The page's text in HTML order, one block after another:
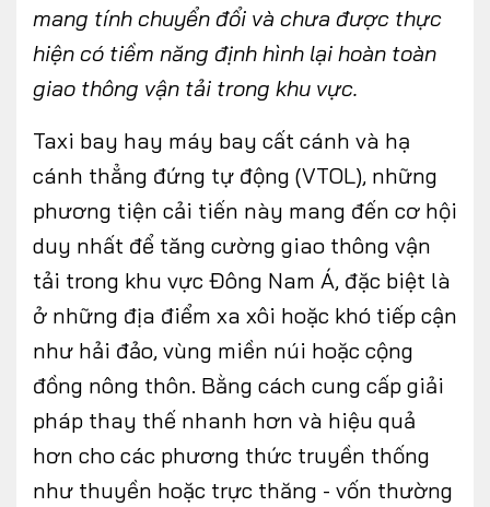
mang tính chuyển đổi và chưa được thực
hiện có tiềm năng định hình lại hoàn toàn
giao thông vận tải trong khu vực.
Taxi bay hay máy bay cất cánh và hạ
cánh thẳng đứng tự động (VTOL), những
phương tiện cải tiến này mang đến cơ hội
duy nhất để tăng cường giao thông vận
tải trong khu vực Đông Nam Á, đặc biệt là
ở những địa điểm xa xôi hoặc khó tiếp cận
như hải đảo, vùng miền núi hoặc cộng
đồng nông thôn. Bằng cách cung cấp giải
pháp thay thế nhanh hơn và hiệu quả
hơn cho các phương thức truyền thống
như thuyền hoặc trực thăng - vốn thường